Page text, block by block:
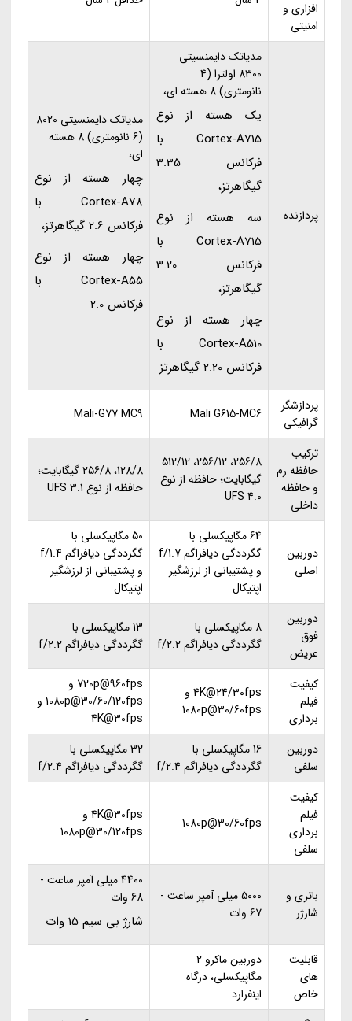
افزاری و
امنیتی
پردازنده
مدیاتک دایمنسیتی
8300 اولترا (4
نانومتری) 8 هسته ای،
یک هسته از نوع
Cortex-A715 با
فرکانس 3.35
گیگاهرتز،
سه هسته از نوع
Cortex-A715 با
فرکانس 3.20
گیگاهرتز،
چهار هسته از نوع
Cortex-A510 با
فرکانس 2.20 گیگاهرتز
مدیاتک دایمنسیتی 8020
(6 نانومتری) 8 هسته
ای،
چهار هسته از نوع
Cortex-A78 با
فرکانس 2.6 گیگاهرتز،
چهار هسته از نوع
Cortex-A55 با
فرکانس 2.0
پردازشگر
گرافیکی
Mali G615-MC6
Mali-G77 MC9
ترکیب
حافظه رم
و حافظه
داخلی
256/8، 256/12، 512/12
گیگابایت؛ حافظه از نوع
UFS 4.0
128/8، 256/8 گیگابایت؛
حافظه از نوع UFS 3.1
دوربین
اصلی
64 مگاپیکسلی با
گگرددگی دیافراگم f/1.7
و پشتیبانی از لرزشگیر
اپتیکال
50 مگاپیکسلی با
گگرددگی دیافراگم f/1.4
و پشتیبانی از لرزشگیر
اپتیکال
دوربین
فوق
عریض
8 مگاپیکسلی با
گگرددگی دیافراگم f/2.2
13 مگاپیکسلی با
گگرددگی دیافراگم f/2.2
کیفیت
فیلم
برداری
4K@24/30fps و
1080p@30/60fps
720p@960fps و
1080p@30/60/120fps و
4K@30fps
دوربین
سلفی
16 مگاپیکسلی با
گگرددگی دیافراگم f/2.4
32 مگاپیکسلی با
گگرددگی دیافراگم f/2.4
کیفیت
فیلم
برداری
سلفی
1080p@30/60fps
4K@30fps و
1080p@30/120fps
باتری و
شارژر
5000 میلی آمپر ساعت -
67 وات
4400 میلی آمپر ساعت -
68 وات
شارژ بی سیم 15 وات
قابلیت
های
خاص
دوربین ماکرو 2
مگاپیکسلی، درگاه
اینفرارد